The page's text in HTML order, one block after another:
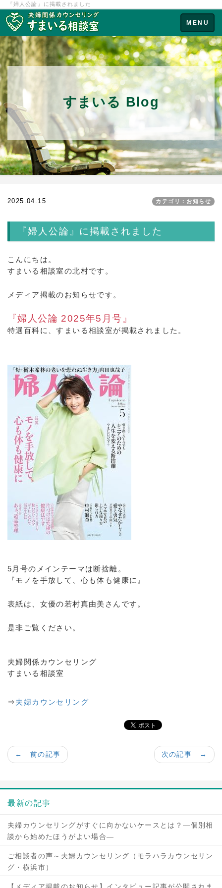
『婦人公論』に掲載されました
Toggle
navigation
MENU
すまいる Blog
2025.04.15 カテゴリ：お知らせ
『婦人公論』に掲載されました
こんにちは。
すまいる相談室の北村です。
メディア掲載のお知らせです。
『婦人公論 2025年5月号』
特選百科に、すまいる相談室が掲載されました。
5月号のメインテーマは断捨離。
『モノを手放して、心も体も健康に』
表紙は、女優の若村真由美さんです。
是非ご覧ください。
夫婦関係カウンセリング
すまいる相談室
⇒夫婦カウンセリング
次の記事 →
← 前の記事
最新の記事
夫婦カウンセリングがすぐに向かないケースとは？―個別相
談から始めたほうがよい場合―
ご相談者の声～夫婦カウンセリング（モラハラカウンセリン
グ・横浜市）